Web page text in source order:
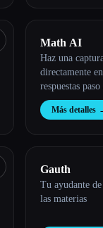
Math AI
Haz una
directamente
respuestas
4.
Más detalles
Gauth
Tu ayudante
las materias